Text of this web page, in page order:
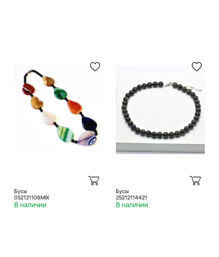
Бусы
052121106MIX
В наличии
Бусы
25212114421
В наличии